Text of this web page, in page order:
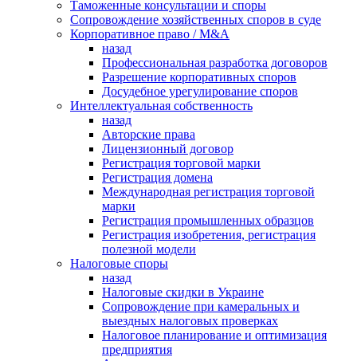
Таможенные консультации и споры
Сопровождение хозяйственных споров в суде
Корпоративное право / M&A
назад
Профессиональная разработка договоров
Разрешение корпоративных споров
Досудебное урегулирование споров
Интеллектуальная собственность
назад
Авторские права
Лицензионный договор
Регистрация торговой марки
Регистрация домена
Международная регистрация торговой
марки
Регистрация промышленных образцов
Регистрация изобретения, регистрация
полезной модели
Налоговые споры
назад
Налоговые скидки в Украине
Сопровождение при камеральных и
выездных налоговых проверках
Налоговое планирование и оптимизация
предприятия